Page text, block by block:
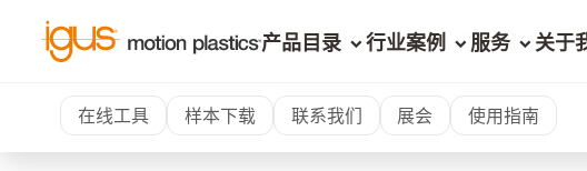
产品目录 行业案例 服务 关于
在线工具 样本下载 联系我们 展会 使用指南